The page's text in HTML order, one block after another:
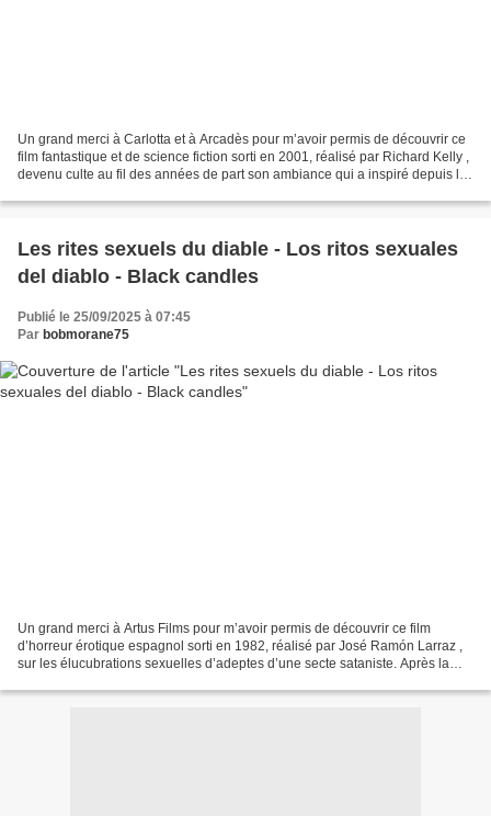
Un grand merci à Carlotta et à Arcadès pour m’avoir permis de découvrir ce
film fantastique et de science fiction sorti en 2001, réalisé par Richard Kelly ,
devenu culte au fil des années de part son ambiance qui a inspiré depuis le
Les rites sexuels du diable - Los ritos sexuales
del diablo - Black candles
Publié le 25/09/2025 à 07:45
Par bobmorane75
Un grand merci à Artus Films pour m’avoir permis de découvrir ce film
d’horreur érotique espagnol sorti en 1982, réalisé par José Ramón Larraz ,
sur les élucubrations sexuelles d’adeptes d’une secte sataniste. Après la